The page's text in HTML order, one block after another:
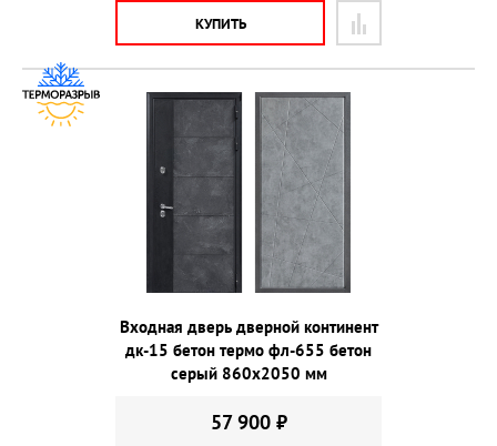
КУПИТЬ
Входная дверь дверной континент
дк-15 бетон термо фл-655 бетон
серый 860х2050 мм
57 900 ₽